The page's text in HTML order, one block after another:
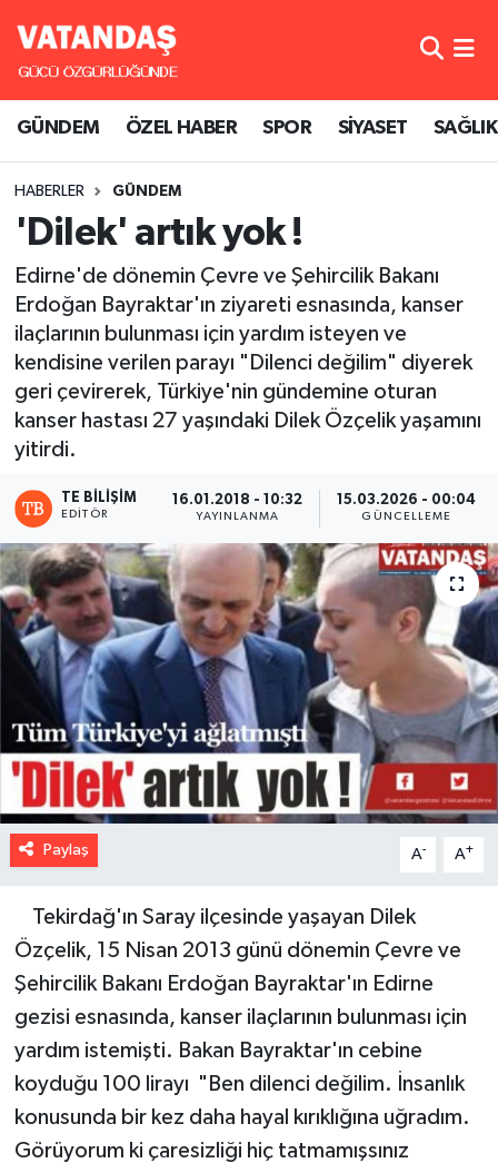
GÜNDEM ÖZEL HABER SPOR SİYASET SAĞLIK
HABERLER GÜNDEM
'Dilek' artık yok !
Edirne'de dönemin Çevre ve Şehircilik Bakanı
Erdoğan Bayraktar'ın ziyareti esnasında, kanser
ilaçlarının bulunması için yardım isteyen ve
kendisine verilen parayı "Dilenci değilim" diyerek
geri çevirerek, Türkiye'nin gündemine oturan
kanser hastası 27 yaşındaki Dilek Özçelik yaşamını
yitirdi.
TE BILIŞIM
EDITÖR
16.01.2018 - 10:32
YAYINLANMA
15.03.2026 - 00:04
GÜNCELLEME
Paylaş A- A+
Tekirdağ'ın Saray ilçesinde yaşayan Dilek
Özçelik, 15 Nisan 2013 günü dönemin Çevre ve
Şehircilik Bakanı Erdoğan Bayraktar'ın Edirne
gezisi esnasında, kanser ilaçlarının bulunması için
yardım istemişti. Bakan Bayraktar'ın cebine
koyduğu 100 lirayı "Ben dilenci değilim. İnsanlık
konusunda bir kez daha hayal kırıklığına uğradım.
Görüyorum ki çaresizliği hiç tatmamışsınız
GÜNDEM
SPOR
SAĞLIK
Hava Durumu
Süper Lig Puan Durumu ve Fikstür
Son Dakika Haberleri
Haber Arşivi